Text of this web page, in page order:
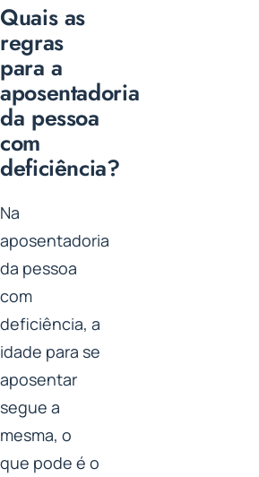
Quais as
regras
para a
aposentadoria
da pessoa
com
deficiência?
Na
aposentadoria
da pessoa
com
deficiência, a
idade para se
aposentar
segue a
mesma, o
que pode é o